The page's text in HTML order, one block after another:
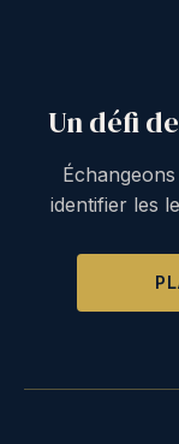
Un défi
identifier les